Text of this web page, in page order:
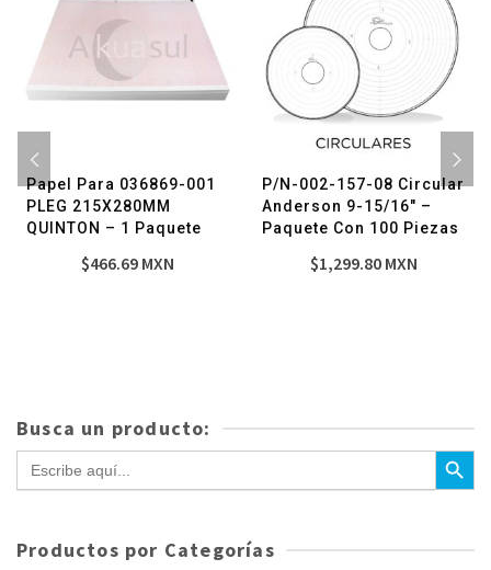
Papel Para 036869-001
PLEG 215X280MM
QUINTON – 1 Paquete
$466.69 MXN
P/N-002-157-08 Circular
Anderson 9-15/16″ –
Paquete Con 100 Piezas
$1,299.80MXN
Busca un producto:
Buscar: Botón de
Productos por Categorías